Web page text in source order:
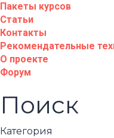
Пакеты курсов
Статьи
Контакты
Рекомендательные
О проекте
Форум
Поиск
Категория